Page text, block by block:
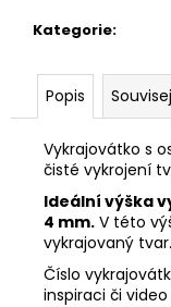
Kategorie:
Popis
Vykrajovátko s
čisté vykrojení
Ideální výška
4 mm. V této
vykrajovaný tvar.
Číslo
inspiraci či
e
VYKRAJOVÁTKA
ŠKOLA
Kč